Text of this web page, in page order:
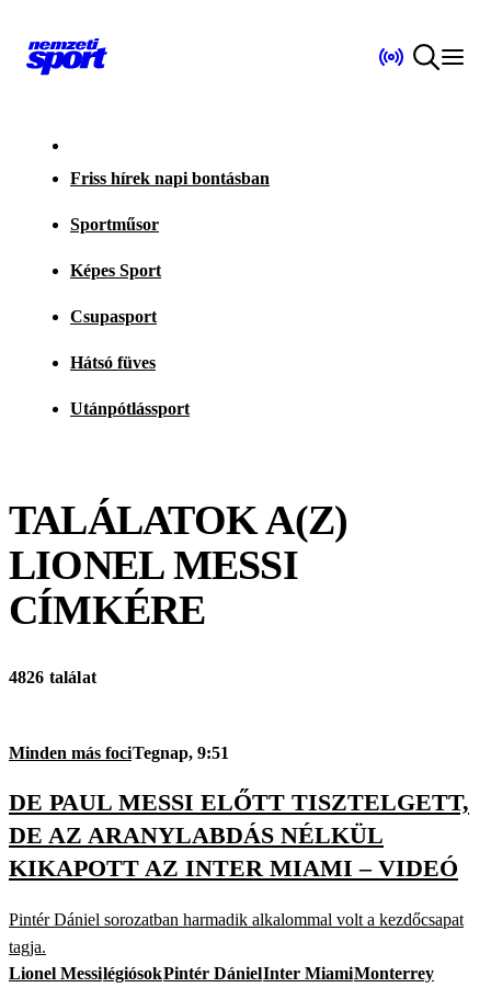
Friss hírek napi bontásban
Sportműsor
Képes Sport
Csupasport
Hátsó füves
Utánpótlássport
TALÁLATOK A(Z)
LIONEL MESSI
CÍMKÉRE
4826 találat
Minden más fociTegnap, 9:51
DE PAUL MESSI ELŐTT TISZTELGETT,
DE AZ ARANYLABDÁS NÉLKÜL
KIKAPOTT AZ INTER MIAMI – VIDEÓ
Pintér Dániel sorozatban harmadik alkalommal volt a kezdőcsapat
tagja.
Lionel MessilégiósokPintér DánielInter MiamiMonterrey